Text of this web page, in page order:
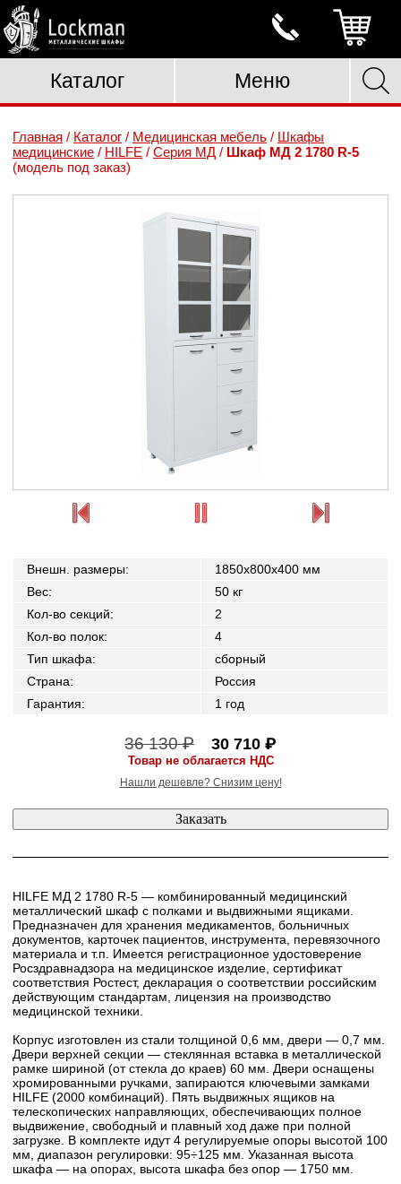
Каталог Меню
Главная / Каталог / Медицинская мебель / Шкафы
медицинские / HILFE / Серия МД / Шкаф МД 2 1780 R-5
(модель под заказ)
Внешн. размеры:
1850x800x400 мм
Вес:
50 кг
Кол-во секций:
2
Кол-во полок:
4
Тип шкафа:
сборный
Страна:
Россия
Гарантия: 1 год
36 130 ₽ 30 710 ₽
Товар не облагается НДС
Нашли дешевле? Снизим цену!
HILFE МД 2 1780 R-5 — комбинированный медицинский
металлический шкаф с полками и выдвижными ящиками.
Предназначен для хранения медикаментов, больничных
документов, карточек пациентов, инструмента, перевязочного
материала и т.п. Имеется регистрационное удостоверение
Росздравнадзора на медицинское изделие, сертификат
соответствия Ростест, декларация о соответствии российским
действующим стандартам, лицензия на производство
медицинской техники.
Корпус изготовлен из стали толщиной 0,6 мм, двери — 0,7 мм.
Двери верхней секции — стеклянная вставка в металлической
рамке шириной (от стекла до краев) 60 мм. Двери оснащены
хромированными ручками, запираются ключевыми замками
HILFE (2000 комбинаций). Пять выдвижных ящиков на
телескопических направляющих, обеспечивающих полное
выдвижение, свободный и плавный ход даже при полной
загрузке. В комплекте идут 4 регулируемые опоры высотой 100
мм, диапазон регулировки: 95÷125 мм. Указанная высота
шкафа — на опорах, высота шкафа без опор — 1750 мм.